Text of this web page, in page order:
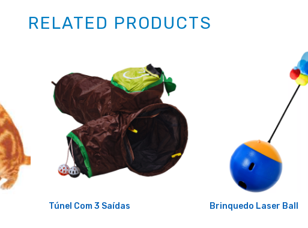
RELATED PRODUCTS
Túnel Com 3 Saídas
Brinquedo Laser Ball